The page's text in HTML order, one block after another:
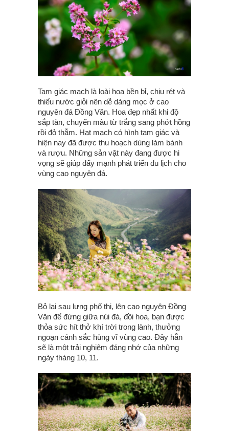
Tam giác mạch là loài hoa bền bỉ, chịu rét và
thiếu nước giỏi nên dễ dàng mọc ở cao
nguyên đá Đồng Văn. Hoa đẹp nhất khi độ
sắp tàn, chuyển màu từ trắng sang phớt hồng
rồi đỏ thẫm. Hạt mạch có hình tam giác và
hiện nay đã được thu hoạch dùng làm bánh
và rượu. Những sản vật này đang được hi
vọng sẽ giúp đẩy mạnh phát triển du lịch cho
vùng cao nguyên đá.
Bỏ lại sau lưng phố thị, lên cao nguyên Đồng
Văn để đứng giữa núi đá, đồi hoa, bạn được
thỏa sức hít thở khí trời trong lành, thưởng
ngoạn cảnh sắc hùng vĩ vùng cao. Đây hẳn
sẽ là một trải nghiệm đáng nhớ của những
ngày tháng 10, 11.